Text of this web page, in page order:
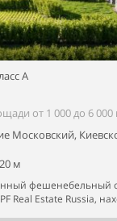
A
от 1 000 до 6 000
Московский,
м
фешенебельный
Real Estate Russia,